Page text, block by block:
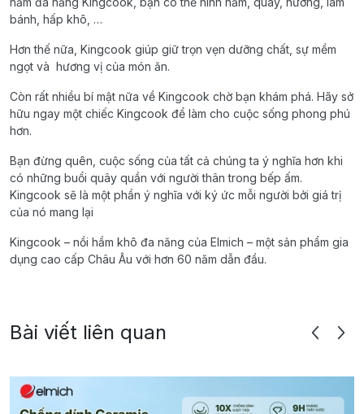
bánh, hấp khô, …
Hơn thế nữa, Kingcook giúp giữ trọn vẹn dưỡng chất, sự mềm
ngọt và hương vị của món ăn.
Còn rất nhiều bí mật nữa về Kingcook chờ bạn khám phá. Hãy sở
hữu ngay một chiếc Kingcook để làm cho cuộc sống phong phú
hơn.
Bạn đừng quên, cuộc sống của tất cả chúng ta ý nghĩa hơn khi
có những buổi quây quần với người thân trong bếp ấm.
Kingcook sẽ là một phần ý nghĩa với ký ức mỗi người bởi giá trị
của nó mang lại
Kingcook – nồi hầm khô đa năng của Elmich – một sản phẩm gia
dụng cao cấp Châu Âu với hơn 60 năm dẫn đầu.
Bài viết liên quan